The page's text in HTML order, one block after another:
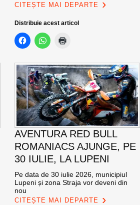
CITEȘTE MAI DEPARTE
Distribuie acest articol
AVENTURA RED BULL
ROMANIACS AJUNGE, PE
30 IULIE, LA LUPENI
Pe data de 30 iulie 2026, municipiul
Lupeni și zona Straja vor deveni din
nou
CITEȘTE MAI DEPARTE